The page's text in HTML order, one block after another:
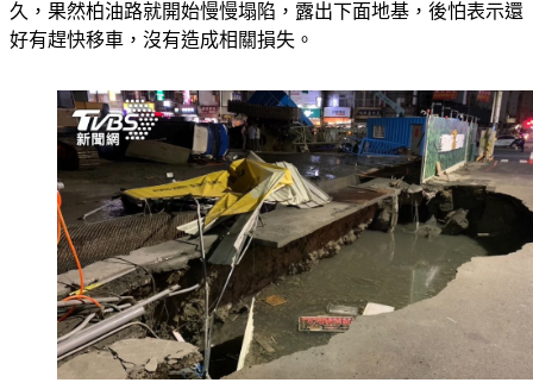
久，果然柏油路就開始慢慢塌陷，露出下面地基，後怕表示還
好有趕快移車，沒有造成相關損失。